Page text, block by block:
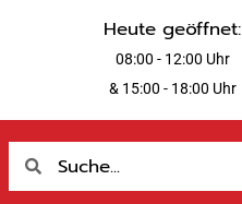
Heute geöffnet:
08:00 - 12:00 Uhr
& 15:00 - 18:00 Uhr
Suche